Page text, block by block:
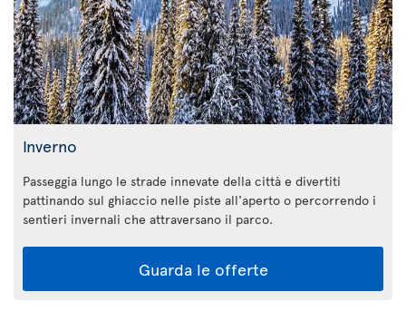
Inverno
Passeggia lungo le strade innevate della città e divertiti
pattinando sul ghiaccio nelle piste all'aperto o percorrendo i
sentieri invernali che attraversano il parco.
Guarda le offerte